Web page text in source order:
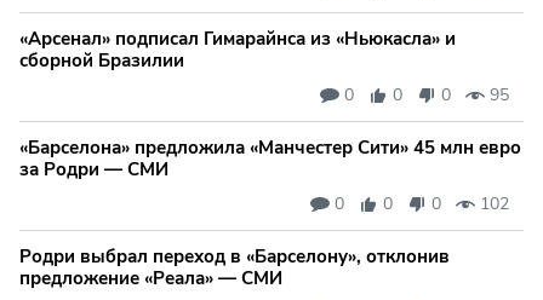
«Арсенал» подписал Гимарайнса из «Ньюкасла» и
сборной Бразилии
0 0 0 95
«Барселона» предложила «Манчестер Сити» 45 млн евро
за Родри — СМИ
0 0 0 102
Родри выбрал переход в «Барселону», отклонив
предложение «Реала» — СМИ